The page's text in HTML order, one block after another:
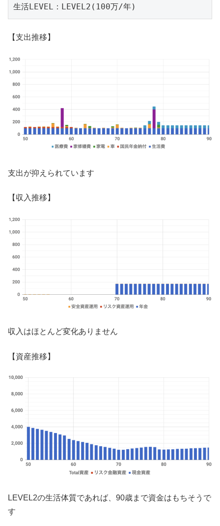
生活LEVEL：LEVEL2(100万/年)
【支出推移】
支出が抑えられています
【収入推移】
収入はほとんど変化ありません
【資産推移】
LEVEL2の生活体質であれば、90歳まで資金はもちそうで
す